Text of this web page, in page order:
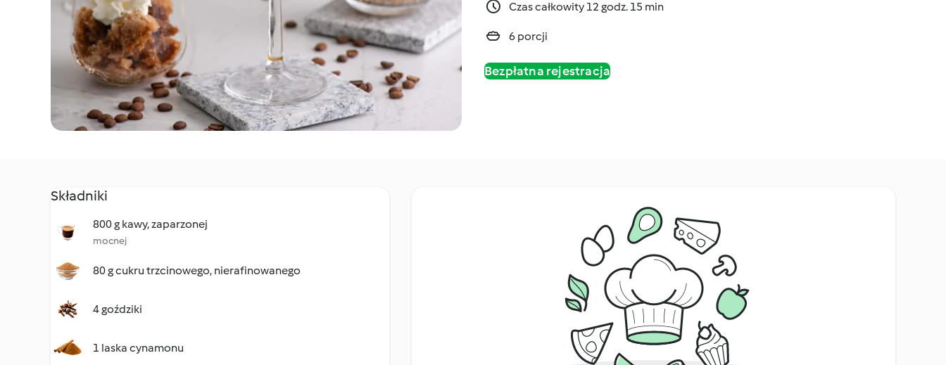
Czas całkowity 12 godz. 15 min
6 porcji
Bezpłatna rejestracja
Składniki
800 g kawy, zaparzonej
mocnej
80 g cukru trzcinowego, nierafinowanego
4 goździki
1 laska cynamonu